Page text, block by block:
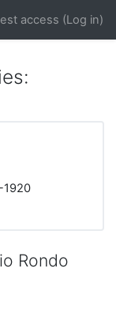
access (Log in)
1920
Rondo